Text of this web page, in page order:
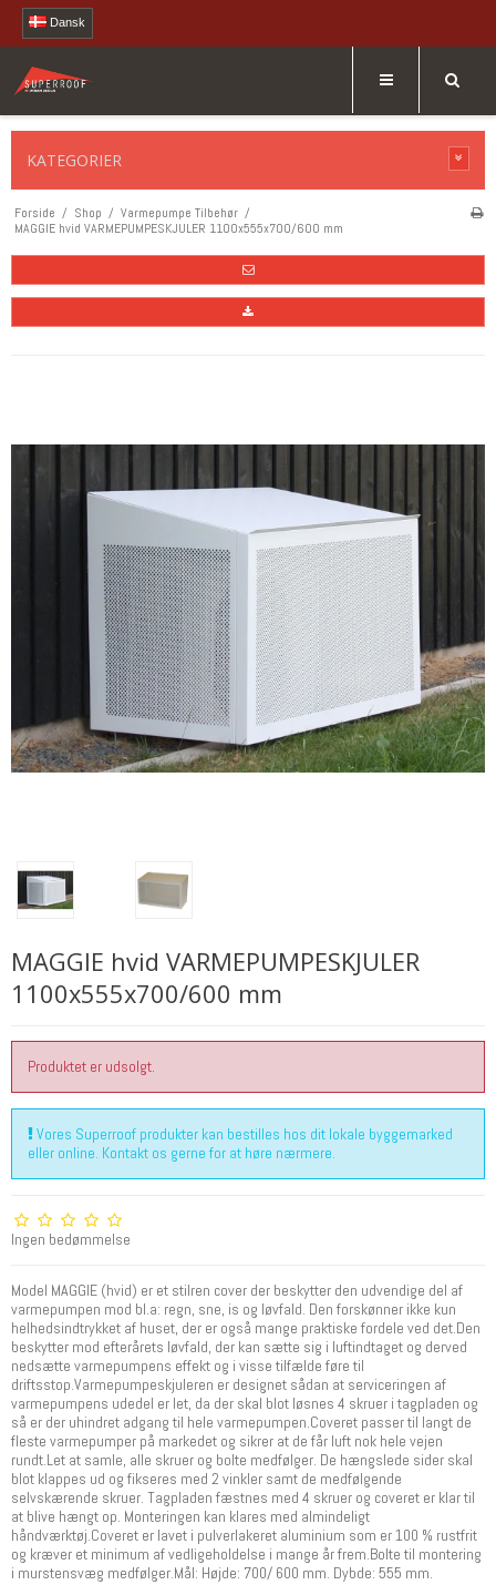
Dansk
KATEGORIER
Forside / Shop / Varmepumpe Tilbehør /
MAGGIE hvid VARMEPUMPESKJULER 1100x555x700/600 mm
MAGGIE hvid VARMEPUMPESKJULER
1100x555x700/600 mm
Produktet er udsolgt.
Vores Superroof produkter kan bestilles hos dit lokale byggemarked
eller online. Kontakt os gerne for at høre nærmere.
Ingen bedømmelse
Model MAGGIE (hvid) er et stilren cover der beskytter den udvendige del af
varmepumpen mod bl.a: regn, sne, is og løvfald. Den forskønner ikke kun
helhedsindtrykket af huset, der er også mange praktiske fordele ved det.Den
beskytter mod efterårets løvfald, der kan sætte sig i luftindtaget og derved
nedsætte varmepumpens effekt og i visse tilfælde føre til
driftsstop.Varmepumpeskjuleren er designet sådan at serviceringen af
varmepumpens udedel er let, da der skal blot løsnes 4 skruer i tagpladen og
så er der uhindret adgang til hele varmepumpen.Coveret passer til langt de
fleste varmepumper på markedet og sikrer at de får luft nok hele vejen
rundt.Let at samle, alle skruer og bolte medfølger. De hængslede sider skal
blot klappes ud og fikseres med 2 vinkler samt de medfølgende
selvskærende skruer. Tagpladen fæstnes med 4 skruer og coveret er klar til
at blive hængt op. Monteringen kan klares med almindeligt
håndværktøj.Coveret er lavet i pulverlakeret aluminium som er 100 % rustfrit
og kræver et minimum af vedligeholdelse i mange år frem.Bolte til montering
i murstensvæg medfølger.Mål: Højde: 700/ 600 mm. Dybde: 555 mm.